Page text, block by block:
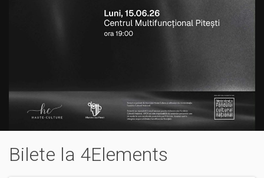
Bilete la 4Elements